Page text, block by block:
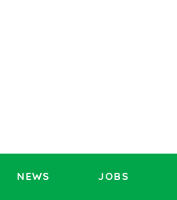
NEWS JOBS